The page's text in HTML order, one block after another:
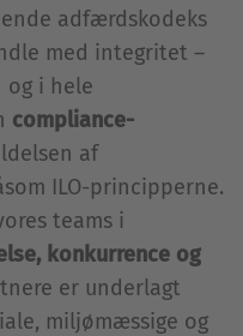
adfærdskodeks
med integritet –
og i hele
compliance-
af
ILO-principperne.
teams i
konkurrence og
er underlagt
miljømæssige og